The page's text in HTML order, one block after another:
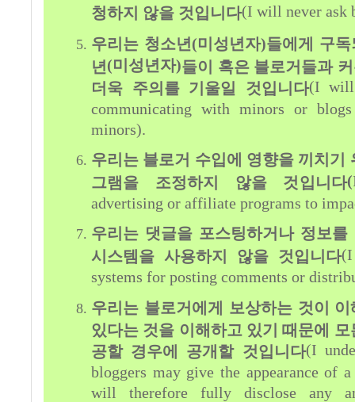
청하지 않을 것입니다(I will never ask
우리는 청소년 (미성년자)들에게 구
년 (미성년자)들이 혹은 블로거들과
더욱 주의를 기울일 것입니다(I will
communicating with minors or
minors).
우리는 블로거 수입에 영향을 끼치기
그램을 조정하지 않을 것입니다(
advertising or affiliate programs to
우리는 댓글을 포스팅하거나 정보
시스템을 사용하지 않을 것입니다(I
systems for posting comments or
우리는 블로거에게 보상하는 것이
있다는 것을 이해하고 있기 때문에
공할 경우에 공개할 것입니다(I
bloggers may give the appearance of
will therefore fully disclose any